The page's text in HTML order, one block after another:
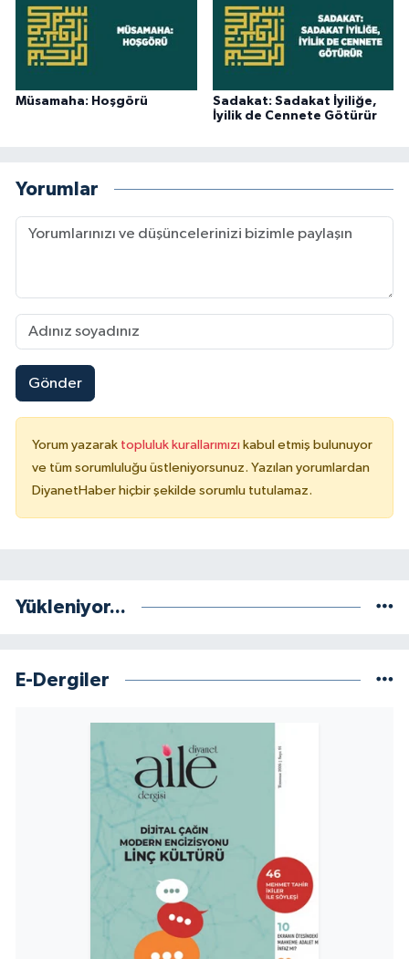
Müsamaha: Hoşgörü
Sadakat: Sadakat İyiliğe,
İyilik de Cennete Götürür
Yorumlar
Gönder
Yorum yazarak topluluk kurallarımızı kabul etmiş bulunuyor
ve tüm sorumluluğu üstleniyorsunuz. Yazılan yorumlardan
DiyanetHaber hiçbir şekilde sorumlu tutulamaz.
Yükleniyor...
E-Dergiler